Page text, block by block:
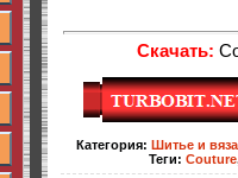
Скачать:
Категория: Шитье и
Теги: Couture